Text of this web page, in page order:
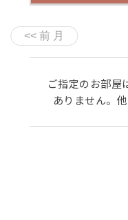
蠣」と「ミニステ
分！≪京丹後ナビ≫
都最古の掛け流し
ビ≫
ラン◆京都最古の
京丹後ナビ≫
の海鮮料理◆京都
喫！≪京丹後ナビ≫
ラン◆京都最古の
京丹後ナビ≫
覚・紅ズワイガニ
京丹後ナビ≫
使用◆カニ天ぷら
ルコース≪京丹
＆ズワイガニ＜1人
≪京丹後ナビ≫
ニ＜1人1杯使用＞
を満喫≪京丹後
1人1杯使用＞食べ
泉」を満喫≪京丹
ぶりフルコース◆京
を満喫！≪京丹後
ご指定のお部屋
ありません。